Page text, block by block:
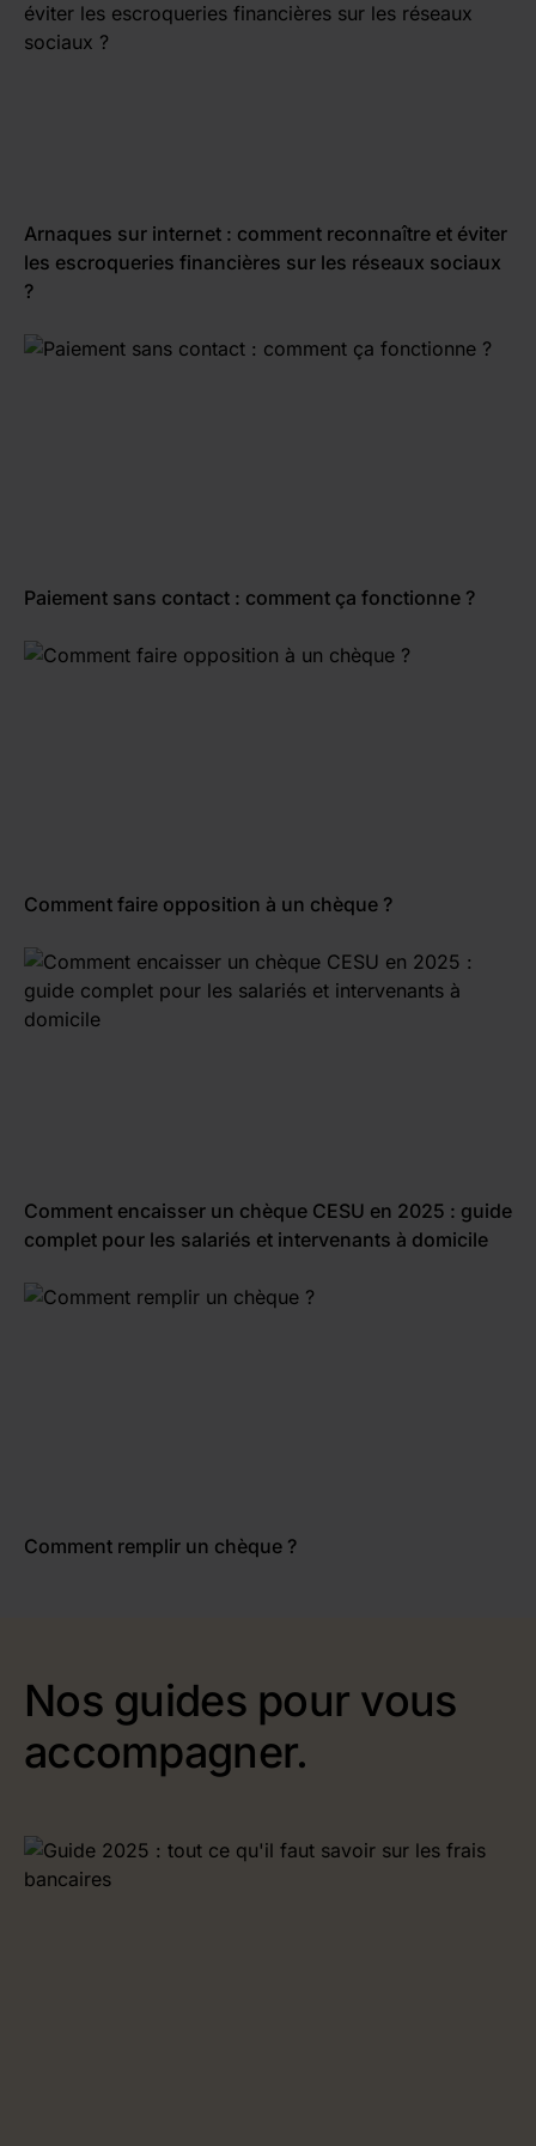
Arnaques sur internet : comment reconnaître et éviter
les escroqueries financières sur les réseaux sociaux
?
Paiement sans contact : comment ça fonctionne ?
Comment faire opposition à un chèque ?
Comment encaisser un chèque CESU en 2025 : guide
complet pour les salariés et intervenants à domicile
Comment remplir un chèque ?
Nos guides pour vous
accompagner.